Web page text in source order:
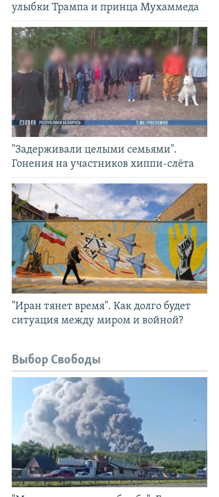
улыбки Трампа и принца Мухаммеда
"Задерживали целыми семьями".
Гонения на участников хиппи-слёта
"Иран тянет время". Как долго будет
ситуация между миром и войной?
Выбор Свободы